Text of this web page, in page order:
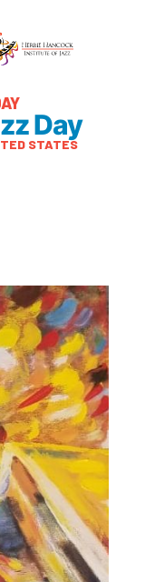
Day
STATES